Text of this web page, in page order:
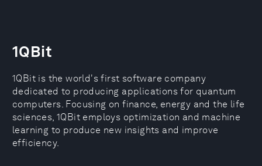
1QBit
1QBit is the world's first software company
dedicated to producing applications for quantum
computers. Focusing on finance, energy and the life
sciences, 1QBit employs optimization and machine
learning to produce new insights and improve
efficiency.